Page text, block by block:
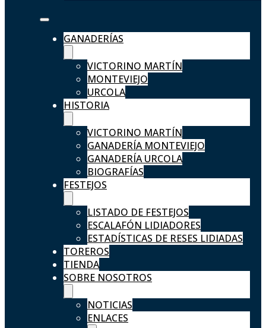
GANADERÍAS
VICTORINO MARTÍN
MONTEVIEJO
URCOLA
HISTORIA
VICTORINO MARTÍN
GANADERÍA MONTEVIEJO
GANADERÍA URCOLA
BIOGRAFÍAS
FESTEJOS
LISTADO DE FESTEJOS
ESCALAFÓN LIDIADORES
ESTADÍSTICAS DE RESES LIDIADAS
TOREROS
TIENDA
SOBRE NOSOTROS
NOTICIAS
ENLACES